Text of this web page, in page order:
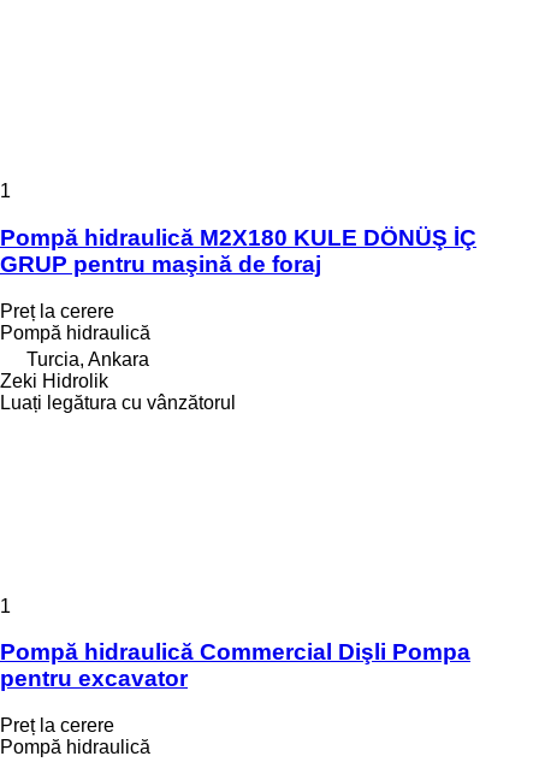
1
Pompă hidraulică M2X180 KULE DÖNÜŞ İÇ
GRUP pentru maşină de foraj
Preț la cerere
Pompă hidraulică
Turcia, Ankara
Zeki Hidrolik
Luați legătura cu vânzătorul
1
Pompă hidraulică Commercial Dişli Pompa
pentru excavator
Preț la cerere
Pompă hidraulică